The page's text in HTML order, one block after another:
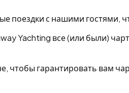
с нашими гостями,
Yachting все (или были)
чтобы гарантировать вам